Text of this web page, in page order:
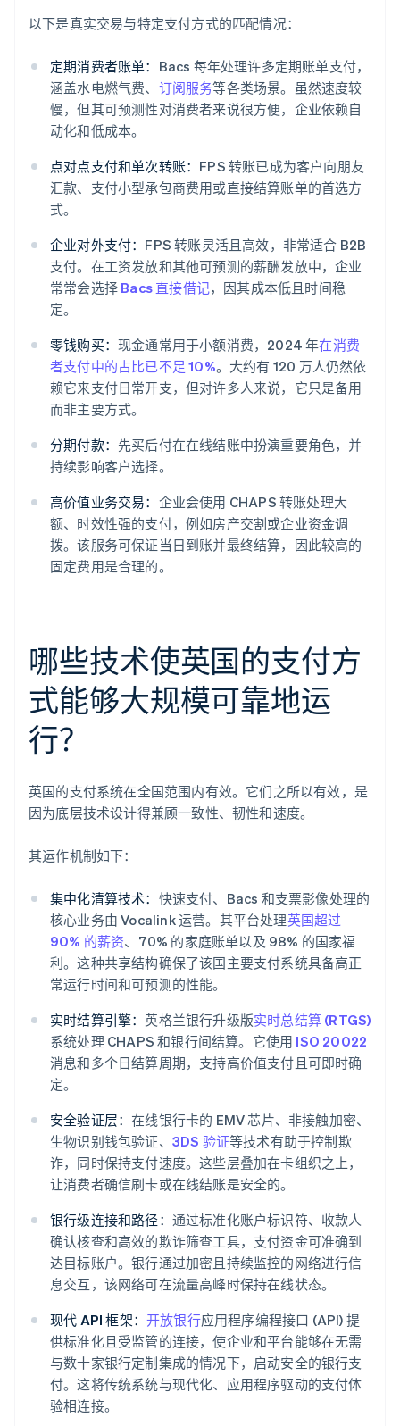
以下是真实交易与特定支付方式的匹配情况：
定期消费者账单： Bacs 每年处理许多定期账单支付，
涵盖水电燃气费、 订阅服务等各类场景。虽然速度较
慢，但其可预测性对消费者来说很方便，企业依赖自
动化和低成本。
点对点支付和单次转账： FPS 转账已成为客户向朋友
汇款、支付小型承包商费用或直接结算账单的首选方
式。
企业对外支付： FPS 转账灵活且高效，非常适合 B2B
支付。在工资发放和其他可预测的薪酬发放中，企业
常常会选择 Bacs 直接借记，因其成本低且时间稳
定。
零钱购买： 现金通常用于小额消费，2024 年在消费
者支付中的占比已不足 10%。大约有 120 万人仍然依
赖它来支付日常开支，但对许多人来说，它只是备用
而非主要方式。
分期付款： 先买后付在在线结账中扮演重要角色，并
持续影响客户选择。
高价值业务交易： 企业会使用 CHAPS 转账处理大
额、时效性强的支付，例如房产交割或企业资金调
拨。该服务可保证当日到账并最终结算，因此较高的
固定费用是合理的。
哪些技术使英国的支付方
式能够大规模可靠地运
行？
英国的支付系统在全国范围内有效。它们之所以有效，是
因为底层技术设计得兼顾一致性、韧性和速度。
其运作机制如下：
集中化清算技术： 快速支付、Bacs 和支票影像处理的
核心业务由 Vocalink 运营。其平台处理英国超过
90% 的薪资、70% 的家庭账单以及 98% 的国家福
利。这种共享结构确保了该国主要支付系统具备高正
常运行时间和可预测的性能。
实时结算引擎：英格兰银行升级版实时总结算 (RTGS)
系统处理 CHAPS 和银行间结算。它使用 ISO 20022
消息和多个日结算周期，支持高价值支付且可即时确
定。
安全验证层：在线银行卡的 EMV 芯片、非接触加密、
生物识别钱包验证、 3DS 验证等技术有助于控制欺
诈，同时保持支付速度。这些层叠加在卡组织之上，
让消费者确信刷卡或在线结账是安全的。
银行级连接和路径： 通过标准化账户标识符、收款人
确认核查和高效的欺诈筛查工具，支付资金可准确到
达目标账户。银行通过加密且持续监控的网络进行信
息交互，该网络可在流量高峰时保持在线状态。
现代 API 框架： 开放银行应用程序编程接口 (API) 提
供标准化且受监管的连接，使企业和平台能够在无需
与数十家银行定制集成的情况下，启动安全的银行支
付。这将传统系统与现代化、应用程序驱动的支付体
验相连接。